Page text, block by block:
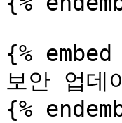
{%
보안 업데